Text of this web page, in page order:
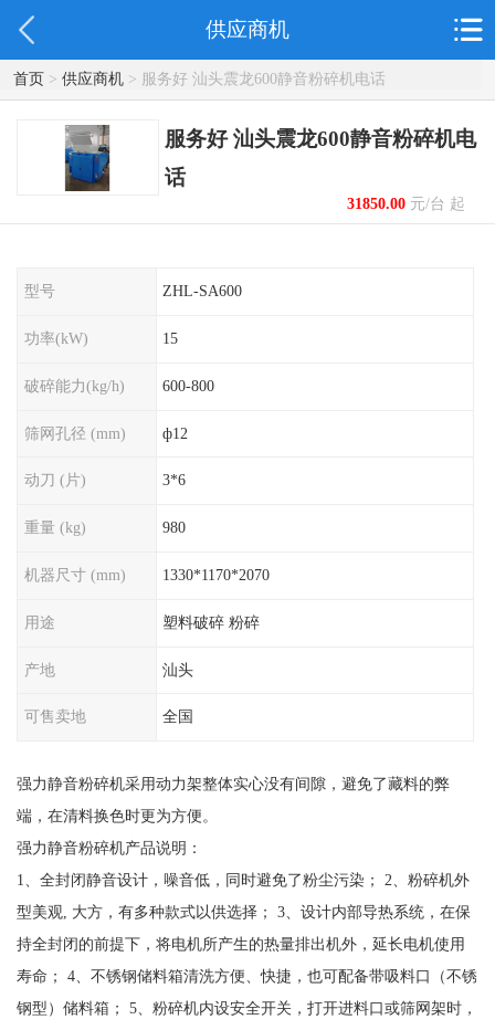
供应商机
首页> 供应商机> 服务好 汕头震龙600静音粉碎机电话
服务好 汕头震龙600静音粉碎机电
话
31850.00元/台 起
型号 ZHL-SA600
功率(kW) 15
破碎能力(kg/h) 600-800
筛网孔径 (mm) ф12
动刀 (片) 3*6
重量 (kg) 980
机器尺寸 (mm) 1330*1170*2070
用途 塑料破碎 粉碎
产地 汕头
可售卖地 全国
强力静音粉碎机采用动力架整体实心没有间隙，避免了藏料的弊
端，在清料换色时更为方便。
强力静音粉碎机产品说明：
1、全封闭静音设计，噪音低，同时避免了粉尘污染； 2、粉碎机外
型美观, 大方，有多种款式以供选择； 3、设计内部导热系统，在保
持全封闭的前提下，将电机所产生的热量排出机外，延长电机使用
寿命； 4、不锈钢储料箱清洗方便、快捷，也可配备带吸料口（不锈
钢型）储料箱； 5、粉碎机内设安全开关，打开进料口或筛网架时，